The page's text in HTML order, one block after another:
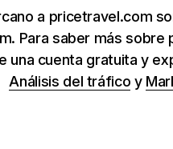
a pricetravel.com
Para saber más
una cuenta gratuita y
Análisis del tráfico y